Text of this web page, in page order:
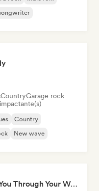
CountryGarage rock
Country
New wave
Dirty Blues To Get You Through Your Workday